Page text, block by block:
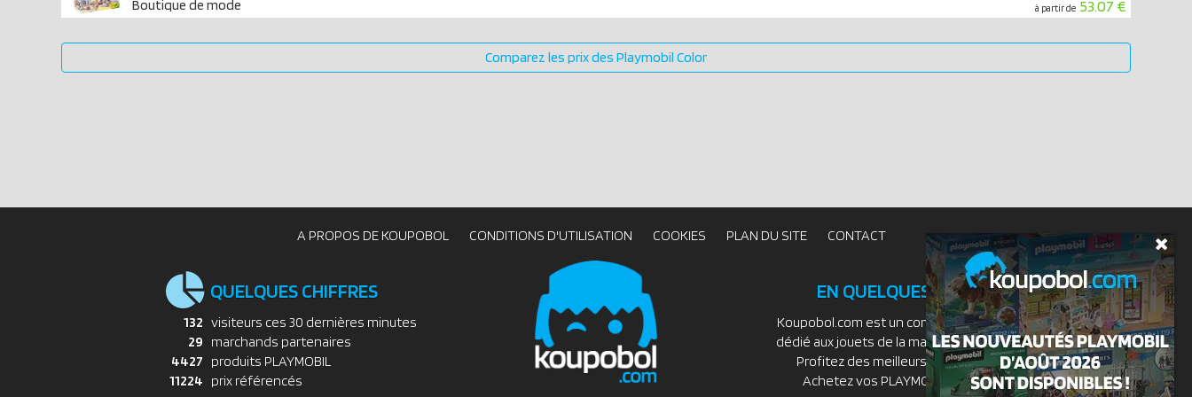
Boutique de mode
à partir de 53.07 €
Comparez les prix des Playmobil Color
A PROPOS DE KOUPOBOL CONDITIONS D'UTILISATION COOKIES PLAN DU SITE CONTACT
EN QUELQUES MOTS
Koupobol.com est un comparateur de prix
dédié aux jouets de la marque PLAYMOBIL.
Profitez des meilleurs prix du moment.
Achetez vos PLAYMOBIL moins chers.
QUELQUES CHIFFRES
132 visiteurs ces 30 dernières minutes
29 marchands partenaires
4427 produits PLAYMOBIL
11224 prix référencés